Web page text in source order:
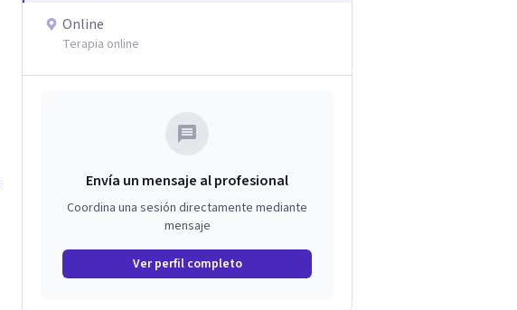
Online
Terapia online
Envía un mensaje al profesional
Coordina una sesión directamente mediante
mensaje
Ver perfil completo